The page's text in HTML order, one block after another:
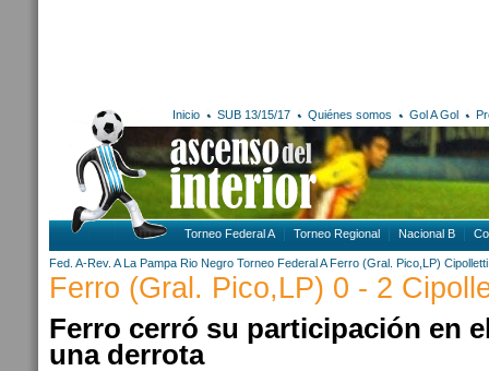
Inicio SUB 13/15/17 Quiénes somos Gol A Gol
Torneo Federal A Torneo Regional Nacional B
Fed. A-Rev. A La Pampa Rio Negro Torneo Federal A Ferro (Gral. Pico,LP) Cipolletti
Ferro (Gral. Pico,LP) 0 - 2
Ferro cerró su participación en
una derrota